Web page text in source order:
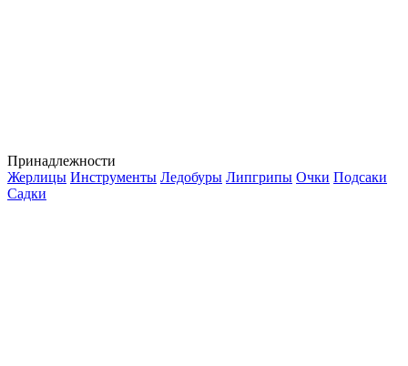
Принадлежности
Жерлицы Инструменты Ледобуры Липгрипы Очки Подсаки
Садки